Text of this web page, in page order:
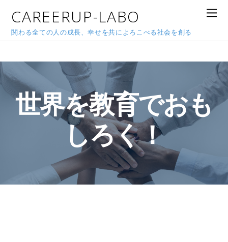
CAREERUP-LABO
関わる全ての人の成長、幸せを共によろこべる社会を創る
世界を教育でおも
しろく！